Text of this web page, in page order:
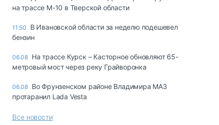
на трассе М-10 в Тверской области
11:50
В Ивановской области за неделю подешевел
бензин
06.08 На трассе Курск – Касторное обновляют 65-
метровый мост через реку Грайворонка
06.08 Во Фрунзенском районе Владимира МАЗ
протаранил Lada Vesta
Все новости